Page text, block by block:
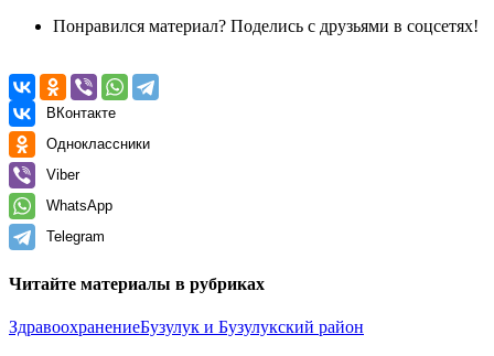
Понравился материал? Поделись с друзьями в соцсетях!
ВКонтакте
Одноклассники
Viber
WhatsApp
Telegram
Читайте материалы в рубриках
ЗдравоохранениеБузулук и Бузулукский район